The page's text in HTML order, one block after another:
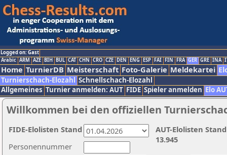
Logged on: Gast
Arabic ARM AZE BIH BUL CAT CHN CRO CZE DEN ENG ESP FAI FIN FRA GER GRE INA
Home TurnierDB Meisterschaft Foto-Galerie Meldekartei
Turnierschach-Elozahl Schnellschach-Elozahl
Allgemeines Turnier anmelden: AUT FIDE Spieler anmelden Elo
Willkommen bei den offiziellen
Personennummer
AUT-Elolisten
13.945
FIDE-Elolisten Stand